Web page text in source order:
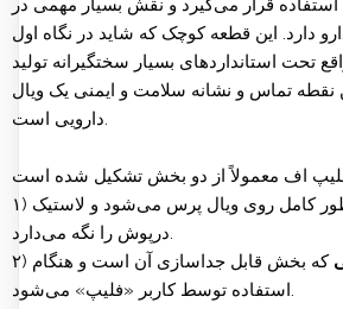
استفاده قرار می‌گیرد و نقش بسیار مهمی در
دارد. این قطعه کوچک که شاید در نگاه اول
تحت استانداردهای بسیار سختگیرانه تولید
نقطه تماس و نشانه سلامت و ایمنی یک ویال
دارویی است.
۱) کامل روی ویال پرس می‌شود و لاستیک
درپوش را نگه می‌دارد.
۲) که بخش قابل جداسازی آن است و هنگام
استفاده توسط کاربر «فلیپ» می‌شود.